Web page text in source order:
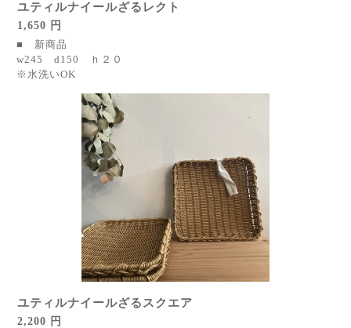
ユティルナイールざるレクト
1,650 円
■ 新商品
w245 d150 ｈ２０
※水洗いOK
ユティルナイールざるスクエア
2,200 円